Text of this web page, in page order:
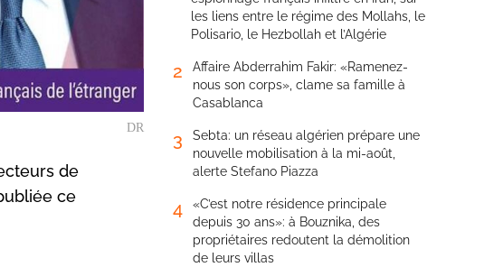
DR
de
ce
les liens entre le régime des Mollahs, le
Polisario, le Hezbollah et l’Algérie
2
Affaire Abderrahim Fakir: «Ramenez-
nous son corps», clame sa famille à
Casablanca
3
Sebta: un réseau algérien prépare une
nouvelle mobilisation à la mi-août,
alerte Stefano Piazza
4
«C’est notre résidence principale
depuis 30 ans»: à Bouznika, des
propriétaires redoutent la démolition
de leurs villas